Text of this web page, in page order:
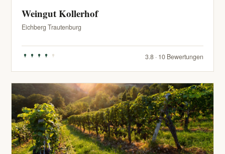
Weingut Kollerhof
Eichberg Trautenburg
3.8 · 10 Bewertungen